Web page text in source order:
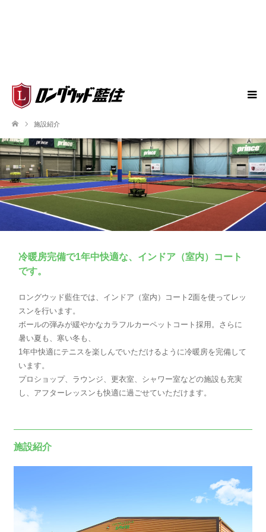
施設紹介
冷暖房完備で1年中快適な、インドア（室内）コート
です。
ロングウッド藍住では、インドア（室内）コート2面を使ってレッ
スンを行います。
ボールの弾みが緩やかなカラフルカーペットコート採用。さらに
暑い夏も、寒い冬も、
1年中快適にテニスを楽しんでいただけるように冷暖房を完備して
います。
プロショップ、ラウンジ、更衣室、シャワー室などの施設も充実
し、アフターレッスンも快適に過ごせていただけます。
施設紹介